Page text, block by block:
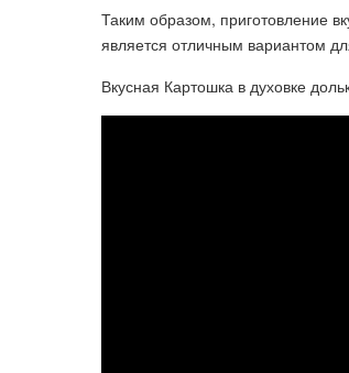
Таким образом, приготовление
является отличным вариантом
Вкусная Картошка в духовке